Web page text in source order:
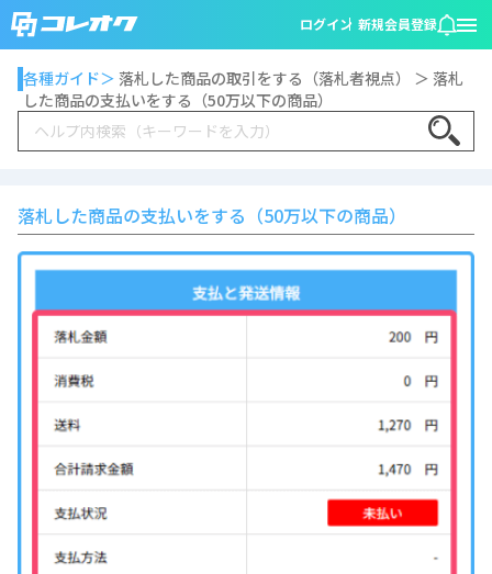
ログイン 新規会員登録
各種ガイド＞ 落札した商品の取引をする（落札者視点） ＞ 落札
した商品の支払いをする（50万以下の商品）
Search
落札した商品の支払いをする（50万以下の商品）